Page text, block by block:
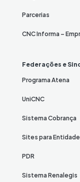
Parcerias
CNC Informa –
Federações e
Programa Atena
UniCNC
Sistema Cobrança
Sites para
PDR
Sistema Renalegis